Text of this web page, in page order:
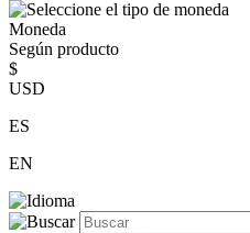
Moneda
Según producto
$
USD
ES
EN